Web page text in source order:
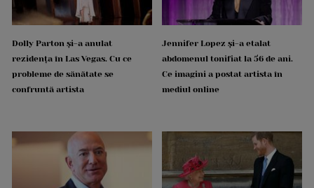
Dolly Parton și-a anulat
rezidența în Las Vegas. Cu ce
probleme de sănătate se
confruntă artista
Jennifer Lopez și-a etalat
abdomenul tonifiat la 56 de ani.
Ce imagini a postat artista în
mediul online